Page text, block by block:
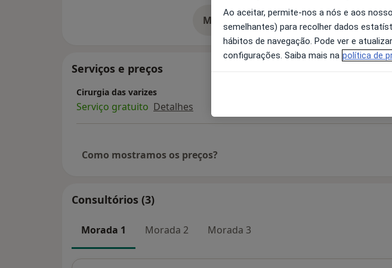
Mostrar mais detalhes
sobre a experiência
Serviços e preços
Cirurgia das varizes
Serviço gratuito Detalhes
Como mostramos os preços?
Consultórios (3)
Morada 1 Morada 2 Morada 3
Ao aceitar, permite-nos a nós e aos
semelhantes) para recolher dados
hábitos de navegação. Pode ver e
configurações. Saiba mais na política de